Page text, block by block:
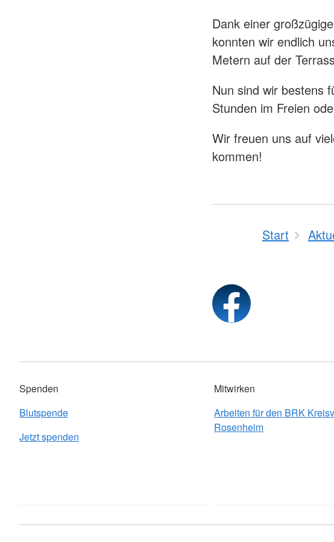
Dank einer
konnten wir endlich
Metern auf der
Nun sind wir bestens
Stunden im Freien
Wir freuen uns auf
kommen!
Start
Spenden
Blutspende
Jetzt spenden
Mitwirken
Arbeiten für den BRK
Rosenheim